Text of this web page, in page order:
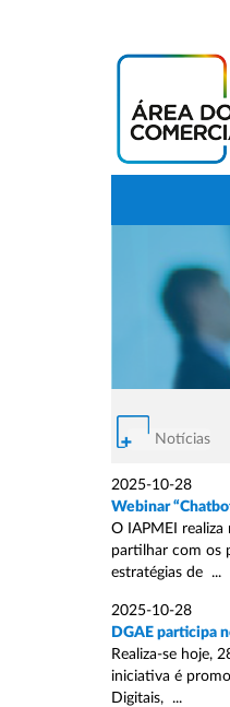
Notícias
2025-10-28
Webinar
O IAPMEI
partilhar com os
estratégias de ...
2025-10-28
DGAE participa
Realiza-se hoje,
iniciativa é
Digitais, ...